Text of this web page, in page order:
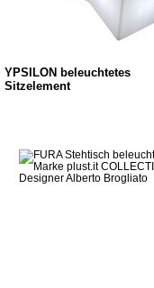
YPSILON beleuchtetes
Sitzelement